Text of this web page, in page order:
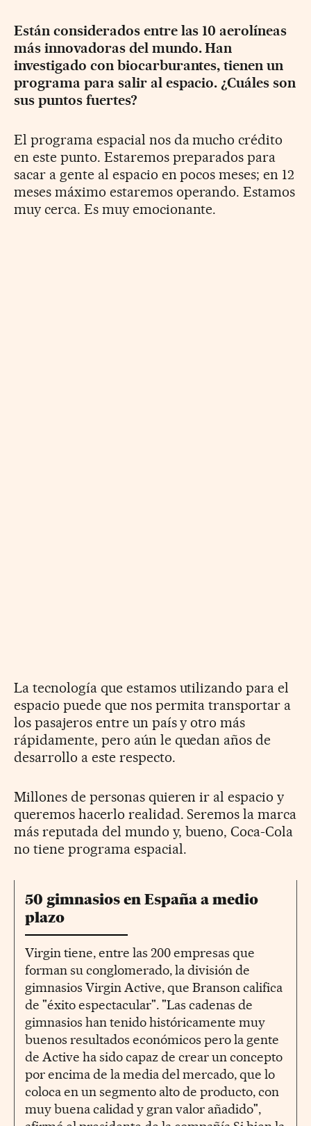
Están considerados entre las 10 aerolíneas
más innovadoras del mundo. Han
investigado con biocarburantes, tienen un
programa para salir al espacio. ¿Cuáles son
sus puntos fuertes?
El programa espacial nos da mucho crédito
en este punto. Estaremos preparados para
sacar a gente al espacio en pocos meses; en 12
meses máximo estaremos operando. Estamos
muy cerca. Es muy emocionante.
La tecnología que estamos utilizando para el
espacio puede que nos permita transportar a
los pasajeros entre un país y otro más
rápidamente, pero aún le quedan años de
desarrollo a este respecto.
Millones de personas quieren ir al espacio y
queremos hacerlo realidad. Seremos la marca
más reputada del mundo y, bueno, Coca-Cola
no tiene programa espacial.
50 gimnasios en España a medio
plazo
Virgin tiene, entre las 200 empresas que
forman su conglomerado, la división de
gimnasios Virgin Active, que Branson califica
de "éxito espectacular". "Las cadenas de
gimnasios han tenido históricamente muy
buenos resultados económicos pero la gente
de Active ha sido capaz de crear un concepto
por encima de la media del mercado, que lo
coloca en un segmento alto de producto, con
muy buena calidad y gran valor añadido",